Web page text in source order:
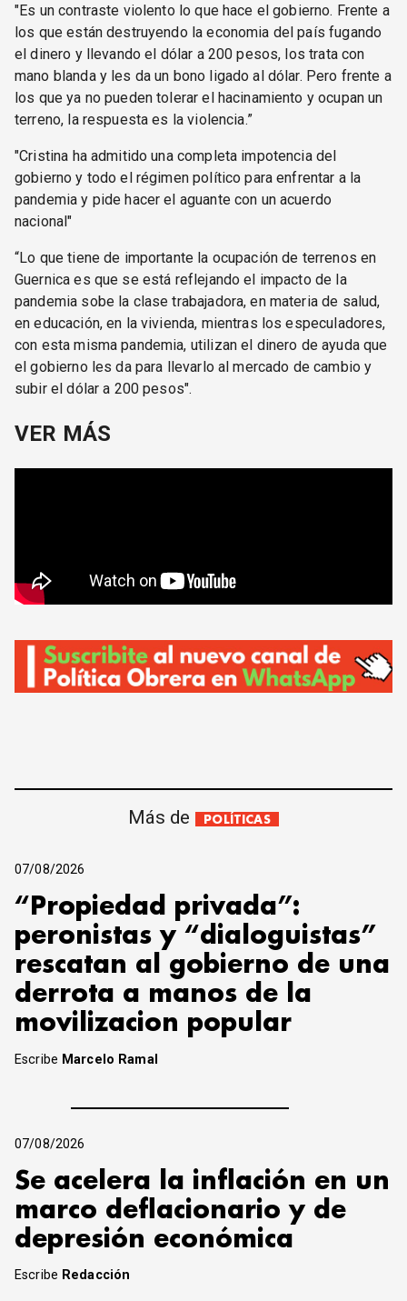
"Es un contraste violento lo que hace el gobierno. Frente a
los que están destruyendo la economia del país fugando
el dinero y llevando el dólar a 200 pesos, los trata con
mano blanda y les da un bono ligado al dólar. Pero frente a
los que ya no pueden tolerar el hacinamiento y ocupan un
terreno, la respuesta es la violencia.”
"Cristina ha admitido una completa impotencia del
gobierno y todo el régimen político para enfrentar a la
pandemia y pide hacer el aguante con un acuerdo
nacional"
“Lo que tiene de importante la ocupación de terrenos en
Guernica es que se está reflejando el impacto de la
pandemia sobe la clase trabajadora, en materia de salud,
en educación, en la vivienda, mientras los especuladores,
con esta misma pandemia, utilizan el dinero de ayuda que
el gobierno les da para llevarlo al mercado de cambio y
subir el dólar a 200 pesos".
VER MÁS
Más de POLÍTICAS
07/08/2026
“Propiedad privada”:
peronistas y “dialoguistas”
rescatan al gobierno de una
derrota a manos de la
movilizacion popular
Escribe Marcelo Ramal
07/08/2026
Se acelera la inflación en un
marco deflacionario y de
depresión económica
Escribe Redacción